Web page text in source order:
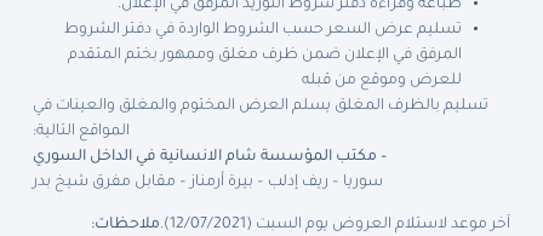
طباعة وقراءة دفتر شروط التوريد المرفق في الإعلان.
تسليم عرض السعر حسب الشروط الواردة في دفتر الشروط
المرفق في الإعلان ضمن ظرف مغلق وممهور بختم المتقدم
للعرض وموقع من قبله
تسليم بالظرف المغلق يسلم العرض المختوم والمغلق والعينات في
المواقع التالية:
– مكتب المؤسسة شام الانسانية في الداخل السوري
سوريا – ريف إدلب – بيرة أرمناز – مقابل مفرق شيخ بدر
آخر موعد لاستلام العروض يوم السبت (12/07/2021). ملاحظات: